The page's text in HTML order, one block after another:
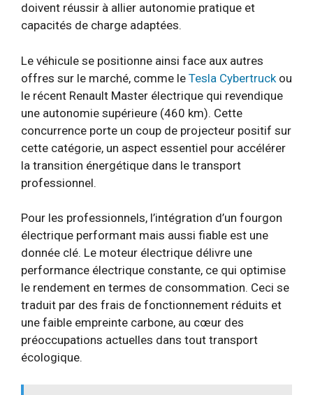
doivent réussir à allier autonomie pratique et
capacités de charge adaptées.
Le véhicule se positionne ainsi face aux autres
offres sur le marché, comme le Tesla Cybertruck ou
le récent Renault Master électrique qui revendique
une autonomie supérieure (460 km). Cette
concurrence porte un coup de projecteur positif sur
cette catégorie, un aspect essentiel pour accélérer
la transition énergétique dans le transport
professionnel.
Pour les professionnels, l’intégration d’un fourgon
électrique performant mais aussi fiable est une
donnée clé. Le moteur électrique délivre une
performance électrique constante, ce qui optimise
le rendement en termes de consommation. Ceci se
traduit par des frais de fonctionnement réduits et
une faible empreinte carbone, au cœur des
préoccupations actuelles dans tout transport
écologique.